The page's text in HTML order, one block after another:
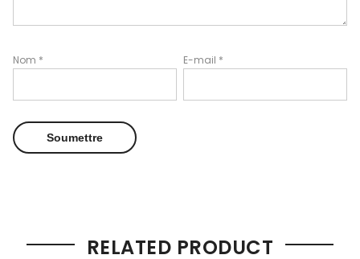
Nom * E-mail *
RELATED PRODUCT